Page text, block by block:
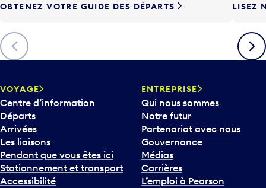
F
è
c
h
v
e
r
s
l
e
b
a
Précédent
OBTENEZ VOTRE GUIDE DES DÉPARTS LISEZ
VOYAGE
Centre d’information
Départs
Arrivées
Les liaisons
Pendant que vous êtes ici
Stationnement et transport
Accessibilité
ENTREPRISE
Qui nous sommes
Notre futur
Partenariat avec nous
Gouvernance
Médias
Carrières
L’emploi à Pearson